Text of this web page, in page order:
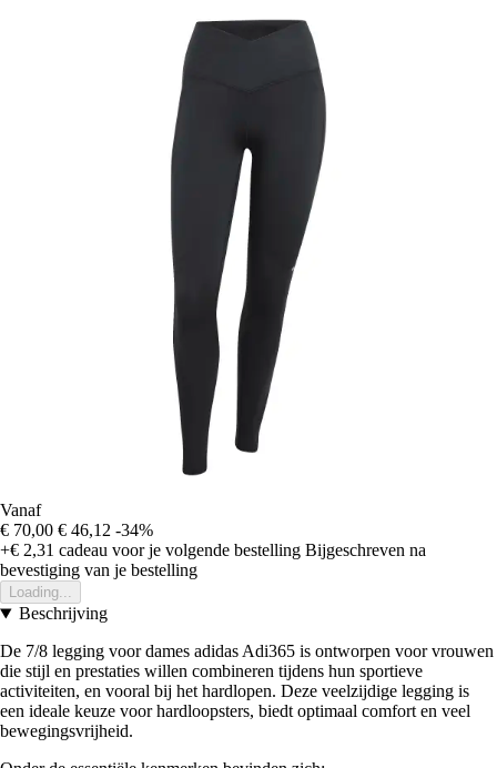
Vanaf
€ 70,00 € 46,12 -34%
+€ 2,31 cadeau voor je volgende bestelling Bijgeschreven na
bevestiging van je bestelling
Loading...
Beschrijving
De 7/8 legging voor dames adidas Adi365 is ontworpen voor vrouwen
die stijl en prestaties willen combineren tijdens hun sportieve
activiteiten, en vooral bij het hardlopen. Deze veelzijdige legging is
een ideale keuze voor hardloopsters, biedt optimaal comfort en veel
bewegingsvrijheid.